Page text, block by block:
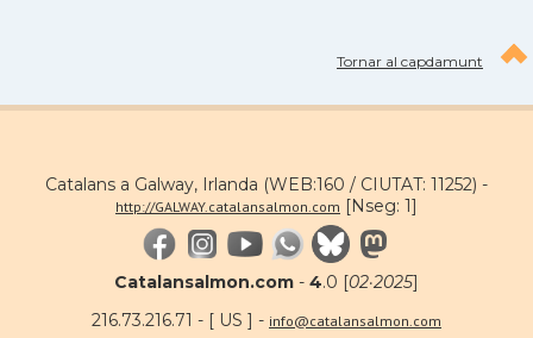
Tornar al capdamunt
Catalans a Galway, Irlanda (WEB:160 / CIUTAT: 11252) -
http://GALWAY.catalansalmon.com [Nseg: 1]
Catalansalmon.com - 4.0 [02·2025]
216.73.216.71 - [ US ] - info@catalansalmon.com